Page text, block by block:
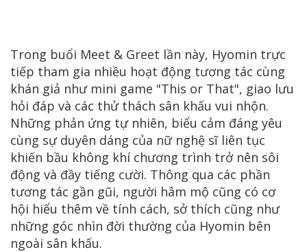
Trong buổi Meet & Greet lần này, Hyomin trực
tiếp tham gia nhiều hoạt động tương tác cùng
khán giả như mini game "This or That", giao lưu
hỏi đáp và các thử thách sân khấu vui nhộn.
Những phản ứng tự nhiên, biểu cảm đáng yêu
cùng sự duyên dáng của nữ nghệ sĩ liên tục
khiến bầu không khí chương trình trở nên sôi
động và đầy tiếng cười. Thông qua các phần
tương tác gần gũi, người hâm mộ cũng có cơ
hội hiểu thêm về tính cách, sở thích cũng như
những góc nhìn đời thường của Hyomin bên
ngoài sân khấu.